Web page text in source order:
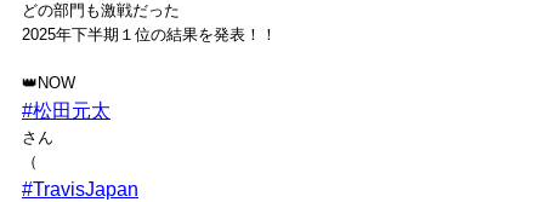
どの部門も激戦だった
2025年下半期１位の結果を発表！！
👑NOW
#松田元太
さん
（
#TravisJapan